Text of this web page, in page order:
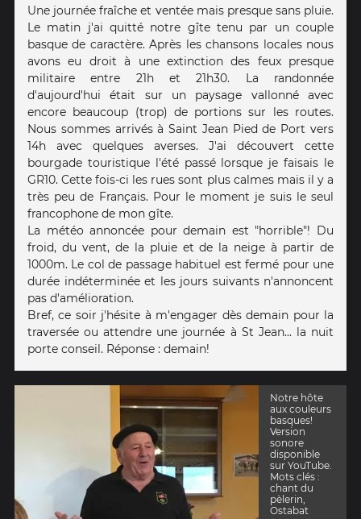
Une journée fraîche et ventée mais presque sans pluie.
Le matin j'ai quitté notre gîte tenu par un couple
basque de caractère. Après les chansons locales nous
avons eu droit à une extinction des feux presque
militaire entre 21h et 21h30. La randonnée
d'aujourd'hui était sur un paysage vallonné avec
encore beaucoup (trop) de portions sur les routes.
Nous sommes arrivés à Saint Jean Pied de Port vers
14h avec quelques averses. J'ai découvert cette
bourgade touristique l'été passé lorsque je faisais le
GR10. Cette fois-ci les rues sont plus calmes mais il y a
très peu de Français. Pour le moment je suis le seul
francophone de mon gîte.
La météo annoncée pour demain est "horrible"! Du
froid, du vent, de la pluie et de la neige à partir de
1000m. Le col de passage habituel est fermé pour une
durée indéterminée et les jours suivants n'annoncent
pas d'amélioration.
Bref, ce soir j'hésite à m'engager dès demain pour la
traversée ou attendre une journée à St Jean... la nuit
porte conseil. Réponse : demain!
Notre hôte
aux couleurs
basques!
Version
sonore
disponible
sur YouTube.
Mots clés :
chant du
pèlerin,
Ostabat